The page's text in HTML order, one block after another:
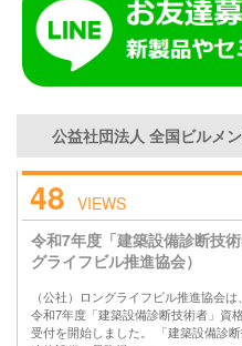
公益社団法人 全国ビルメ
48 VIEWS
令和7年度「建築設備診断技
グライフビル推進協会）
（公社）ロングライフビル推進協会
令和7年度「建築設備診断技術者」資
受付を開始しました。 「建築設備診断